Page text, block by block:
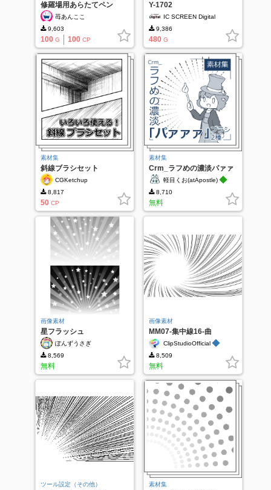
修羅場用あらたてペン
苺あんここ
9,603
100 G 100 CP
Y-1702
IC SCREEN Digital
9,386
480 G
素材集
斜線ブラシセット
CGKetchup
8,817
50 CP
素材集
Crm_ラフめの濃淡パァァ
ァブラシ2種
軽目くお(atApostle) ◆
8,710
無料
画像素材
星フラッシュ
ぽんずうさぎ
8,569
無料
画像素材
MM07-集中線16-曲
ClipStudioOfficial ◆
8,509
無料
ツール設定（その他） 素材集